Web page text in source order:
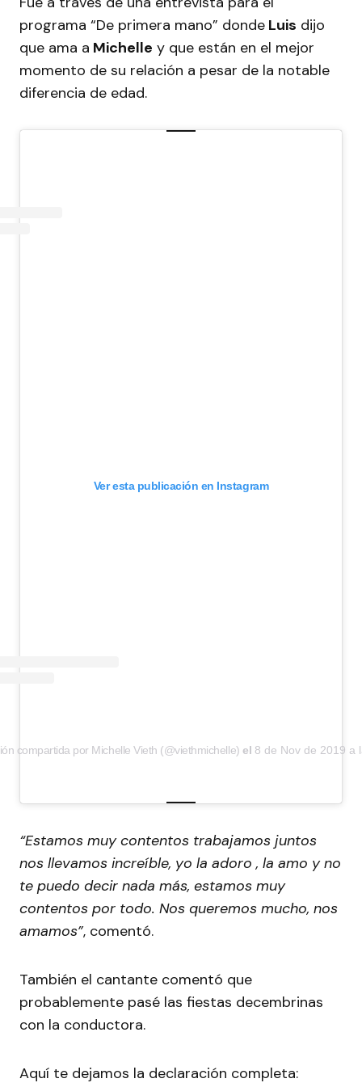
programa “De primera mano” donde Luis dijo
que ama a Michelle y que están en el mejor
momento de su relación a pesar de la notable
diferencia de edad.
Ver esta publicación en Instagram
compartida por Michelle Vieth (@viethmichelle) el 8 de Nov de 2019 a
“Estamos muy contentos trabajamos juntos
nos llevamos increíble, yo la adoro , la amo y no
te puedo decir nada más, estamos muy
contentos por todo. Nos queremos mucho, nos
amamos”, comentó.
También el cantante comentó que
probablemente pasé las fiestas decembrinas
con la conductora.
Aquí te dejamos la declaración completa: